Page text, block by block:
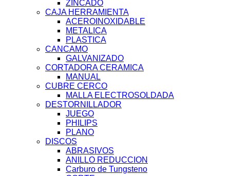
ZINCADO
CAJA HERRAMIENTA
ACEROINOXIDABLE
METALICA
PLASTICA
CANCAMO
GALVANIZADO
CORTADORA CERAMICA
MANUAL
CUBRE CERCO
MALLA ELECTROSOLDADA
DESTORNILLADOR
JUEGO
PHILIPS
PLANO
DISCOS
ABRASIVOS
ANILLO REDUCCION
Carburo de Tungsteno